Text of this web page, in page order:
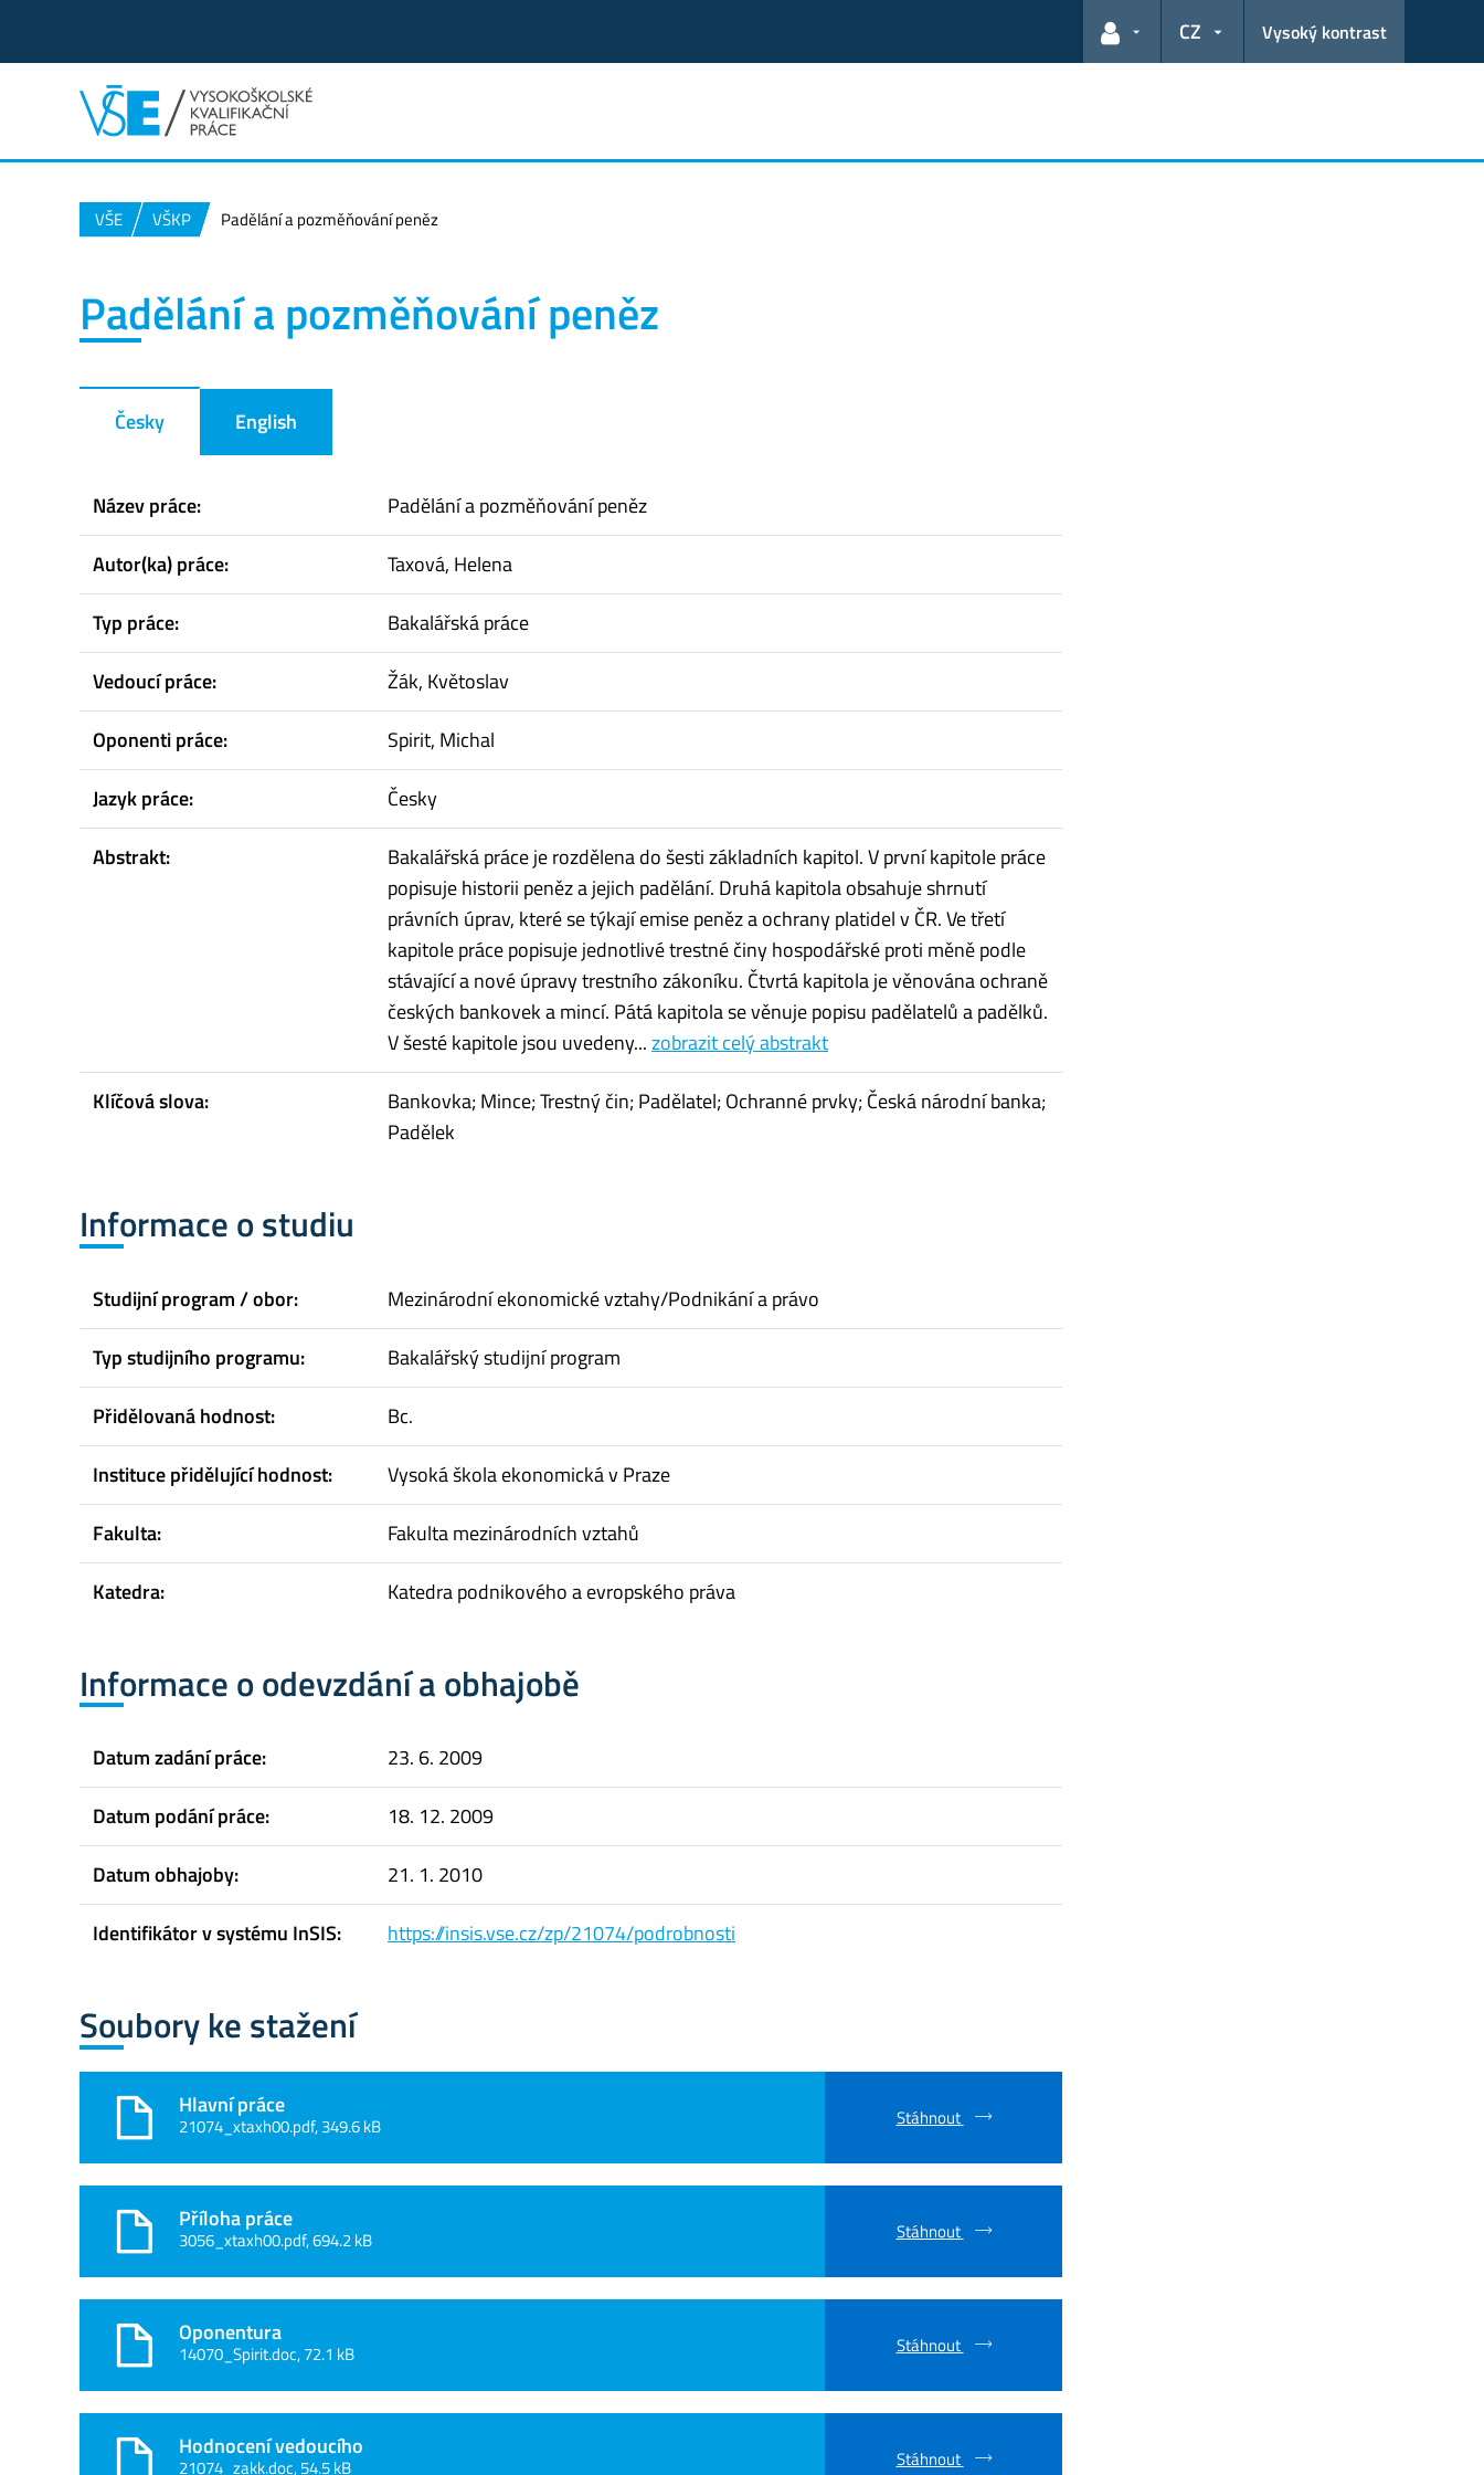
Odkazy pro uživatele
CZ Vysoký kontrast
VŠE VŠKP Padělání a pozměňování peněz
Padělání a pozměňování peněz
Česky English
Název práce:
Padělání a pozměňování peněz
Autor(ka) práce:
Taxová, Helena
Typ práce:
Bakalářská práce
Vedoucí práce:
Žák, Květoslav
Oponenti práce:
Spirit, Michal
Jazyk práce:
Česky
Abstrakt:
Bakalářská práce je rozdělena do šesti základních kapitol. V první kapitole práce
popisuje historii peněz a jejich padělání. Druhá kapitola obsahuje shrnutí
právních úprav, které se týkají emise peněz a ochrany platidel v ČR. Ve třetí
kapitole práce popisuje jednotlivé trestné činy hospodářské proti měně podle
stávající a nové úpravy trestního zákoníku. Čtvrtá kapitola je věnována ochraně
českých bankovek a mincí. Pátá kapitola se věnuje popisu padělatelů a padělků.
V šesté kapitole jsou uvedeny...zobrazit celý abstrakt
Klíčová slova:
Bankovka; Mince; Trestný čin; Padělatel; Ochranné prvky; Česká národní banka;
Padělek
Informace o studiu
Studijní program / obor:
Mezinárodní ekonomické vztahy/Podnikání a právo
Typ studijního programu:
Bakalářský studijní program
Přidělovaná hodnost:
Bc.
Instituce přidělující hodnost:
Vysoká škola ekonomická v Praze
Fakulta:
Fakulta mezinárodních vztahů
Katedra:
Katedra podnikového a evropského práva
Informace o odevzdání a obhajobě
Datum zadání práce:
23. 6. 2009
Datum podání práce:
18. 12. 2009
Datum obhajoby:
21. 1. 2010
Identifikátor v systému InSIS:
https://insis.vse.cz/zp/21074/podrobnosti
Soubory ke stažení
Hlavní práce
21074_xtaxh00.pdf, 349.6 kB Stáhnout
Příloha práce
3056_xtaxh00.pdf, 694.2 kB Stáhnout
Oponentura
14070_Spirit.doc, 72.1 kB Stáhnout
Hodnocení vedoucího
21074_zakk.doc, 54.5 kB Stáhnout